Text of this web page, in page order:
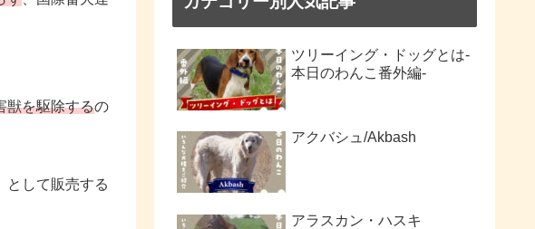
獣を駆除するの
として販売する
ツリーイング・ドッグとは-
本日のわんこ番外編-
アクバシュ/Akbash
アラスカン・ハスキ